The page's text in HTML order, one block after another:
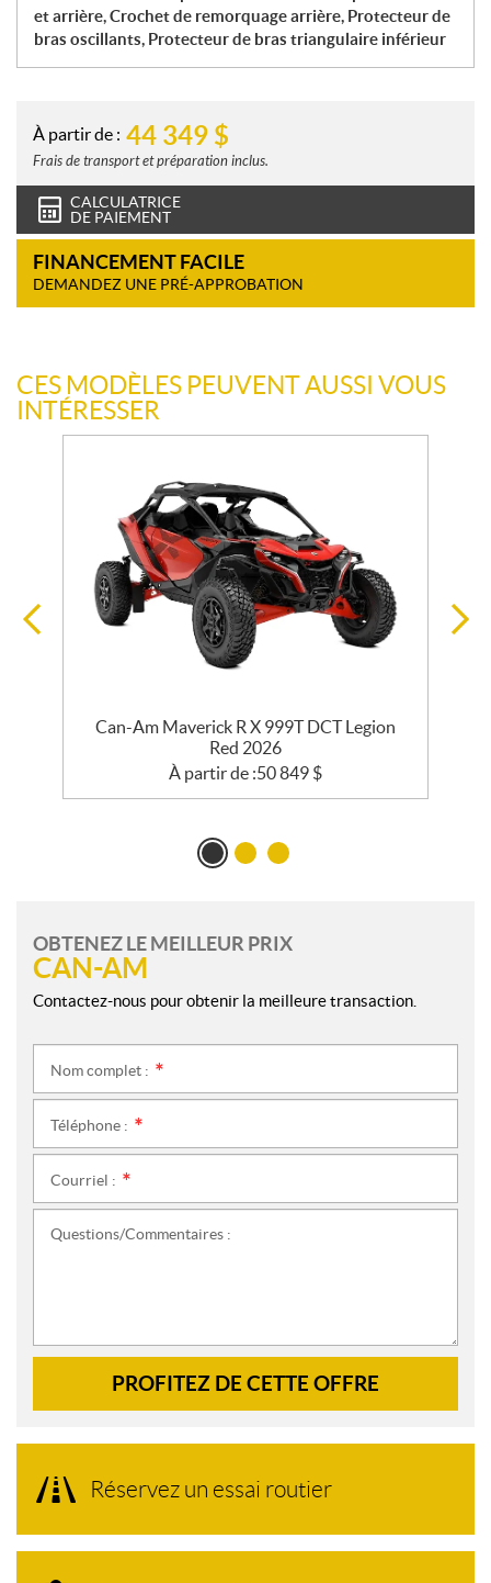
et arrière, Crochet de remorquage arrière, Protecteur de
bras oscillants, Protecteur de bras triangulaire inférieur
À partir de : 44 349 $
Frais de transport et préparation inclus.
CALCULATRICE
DE PAIEMENT
FINANCEMENT FACILE
DEMANDEZ UNE PRÉ-APPROBATION
CES MODÈLES PEUVENT AUSSI VOUS
INTÉRESSER
Can-Am Maverick R X 999T DCT Legion
Red 2026
À partir de :50 849 $
OBTENEZ LE MEILLEUR PRIX
CAN-AM
Contactez-nous pour obtenir la meilleure transaction.
Nom complet :
Téléphone :
Courriel :
Questions/Commentaires :
PROFITEZ DE CETTE OFFRE
Réservez un essai routier